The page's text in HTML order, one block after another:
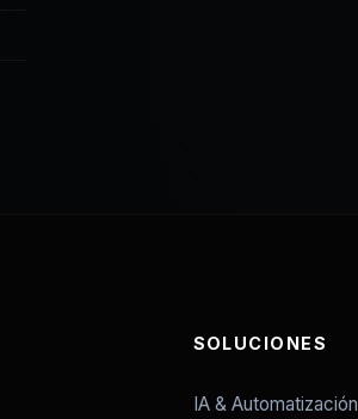
SOLUCIONES
IA & Automatización